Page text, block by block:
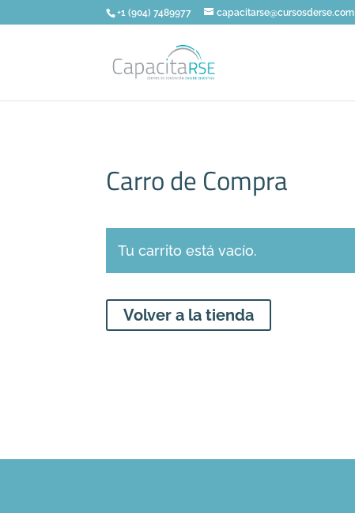
+1 (904) 7489977 capacitarse@cursosderse.com
Carro de Compra
Tu carrito está vacío.
Volver a la tienda